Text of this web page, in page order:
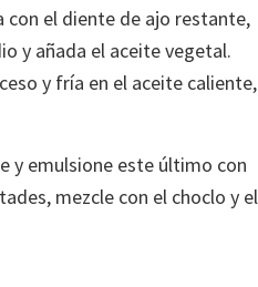
con el diente de ajo restante,
y añada el aceite vegetal.
y fría en el aceite caliente,
y emulsione este último con
mezcle con el choclo y el